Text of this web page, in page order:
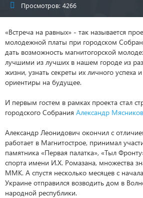
Просмотров: 4266
«Встреча на равных» - так называется
молодежной платы при городском
дать возможность магнитогорской
лучшими из лучших в нашем городе из
жизни, узнать секреты их личного успеха
ориентиры на будущее.
И первым гостем в рамках проекта стал
городского Собрания Александр
Александр Леонидович окончил с
работает в Магнитострое, принимал
памятника «Первая палатка», «Тыл
спорта имени И.Х. Ромазана, множества
ММК. А спустя несколько месяцев с
Украине отправился возводить дом в
народной республики.